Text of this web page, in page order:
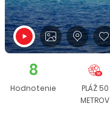
8
Hodnotenie
PLÁŽ 50
METROV